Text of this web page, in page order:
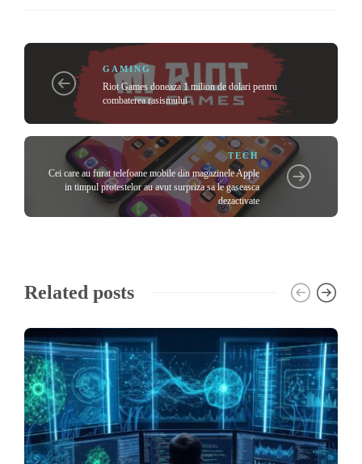
GAMING
Riot Games doneaza 1 milion de dolari pentru
combaterea rasismului
TECH
Cei care au furat telefoane mobile din magazinele Apple
in timpul protestelor au avut surpriza sa le gaseasca
dezactivate
Related posts